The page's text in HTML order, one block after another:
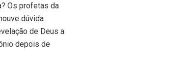
Os profetas da
dúvida
de Deus a
depois de